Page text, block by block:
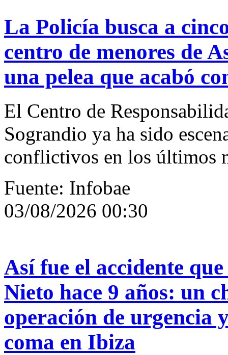
La Policía busca a
centro de menores de
una pelea que acabó
El Centro de
Sograndio ya ha sido
conflictivos en los últimos
Fuente: Infobae
03/08/2026 00:30
Así fue el accidente
Nieto hace 9 años: un
operación de urgencia
coma en Ibiza